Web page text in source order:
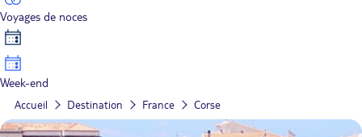
Voyages de noces
Week-end
Accueil Destination France Corse